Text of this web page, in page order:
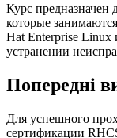
Курс предназначен
которые
Hat Enterprise Linux
устранении
Попередні
Для успешного
сертификации